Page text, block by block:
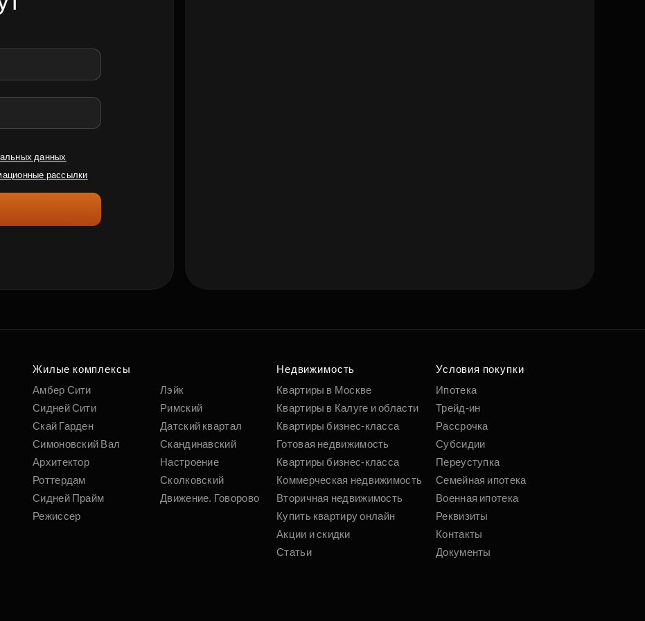
данных
рассылки
Жилые комплексы
Амбер Сити
Сидней Сити
Скай Гарден
Симоновский Вал
Архитектор
Роттердам
Сидней Прайм
Режиссер
Лэйк
Римский
Датский квартал
Скандинавский
Настроение
Сколковский
Движение. Говорово
Недвижимость
Квартиры в Москве
Квартиры в Калуге и области
Квартиры бизнес-класса
Готовая недвижимость
Квартиры бизнес-класса
Коммерческая недвижимость
Вторичная недвижимость
Купить квартиру онлайн
Акции и скидки
Статьи
Условия покупки
Ипотека
Трейд-ин
Рассрочка
Субсидии
Переуступка
Семейная ипотека
Военная ипотека
Реквизиты
Контакты
Документы